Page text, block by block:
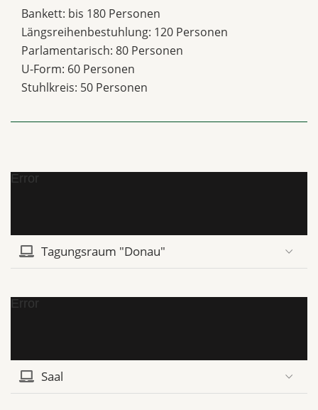
Bankett: bis 180 Personen
Längsreihenbestuhlung: 120 Personen
Parlamentarisch: 80 Personen
U-Form: 60 Personen
Stuhlkreis: 50 Personen
Error
Tagungsraum "Donau"
Error
Saal